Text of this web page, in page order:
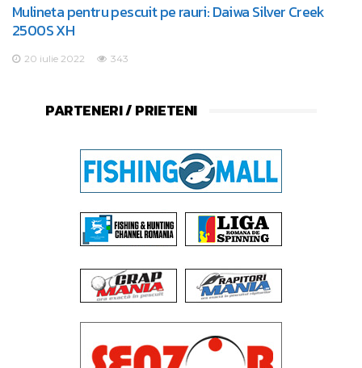
Mulineta pentru pescuit pe rauri: Daiwa Silver Creek
2500S XH
20 iulie 2022 343
PARTENERI / PRIETENI